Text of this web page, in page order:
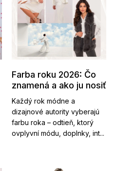
Farba roku 2026: Čo
znamená a ako ju nosiť
Každý rok módne a
dizajnové autority vyberajú
farbu roka – odtieň, ktorý
ovplyvní módu, doplnky, int...